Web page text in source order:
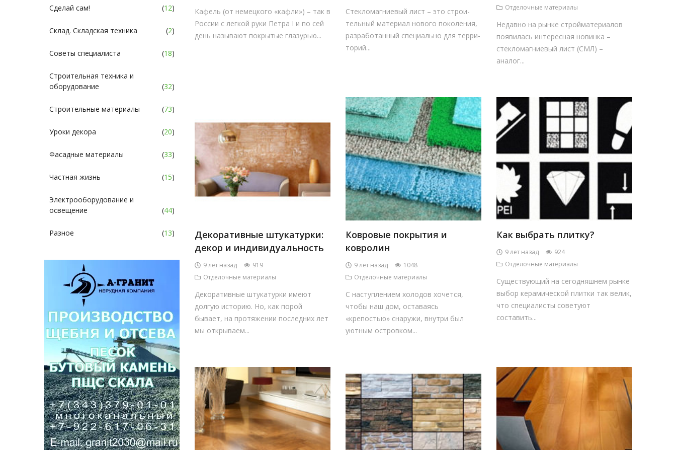
Сделай сам! (12)
Склад. Складская техника (2)
Советы специалиста (18)
Строительная техника и
оборудование
(32)
Строительные материалы (73)
Уроки декора (20)
Фасадные материалы (33)
Частная жизнь (15)
Электрооборудование и
освещение
(44)
Разное (13)
Кафель (от немецкого «кафли») – так в
России с легкой руки Петра I и по сей
день называют покрытые глазурью...
Стекломагниевый лист – это строи­
тельный материал нового поколения,
разработанный специально для тер­ри­
торий...
Отделочные материалы
Недавно на рынке строй­ма­те­риалов
появилась интересная но­винка –
стекломагниевый лист (СМЛ) –
аналог...
Декоративные штукатурки:
декор и индивидуальность
9 лет назад
919
Отделочные материалы
Декоративные штукатурки имеют
долгую историю. Но, как порой
бывает, на протяжении последних лет
мы открываем...
Ковровые покрытия и
ковролин
9 лет назад
1048
Отделочные материалы
С наступлением холодов хочется,
чтобы наш дом, оставаясь
«крепостью» снаружи, внутри был
уютным островком...
Как выбрать плитку?
9 лет назад
924
Отделочные материалы
Существующий на сегодняшнем рынке
выбор керамической плитки так велик,
что специалисты советуют
составить...